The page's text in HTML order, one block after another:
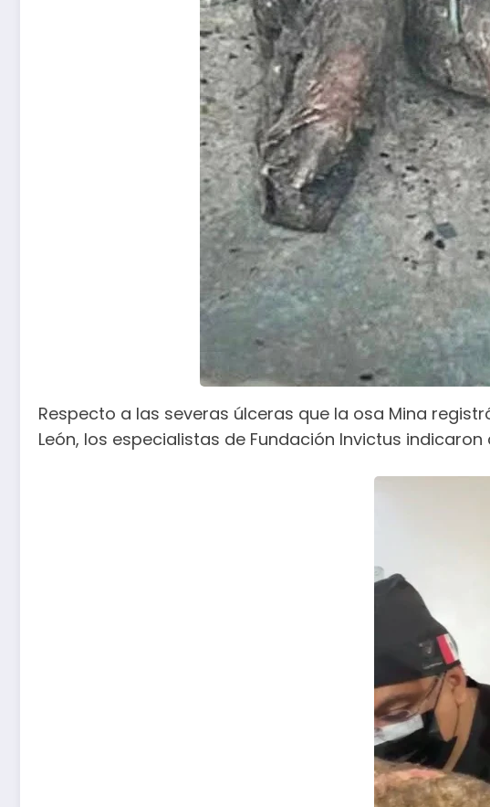
Respecto a las severas úlceras que la osa Mina
León, los especialistas de Fundación Invictus